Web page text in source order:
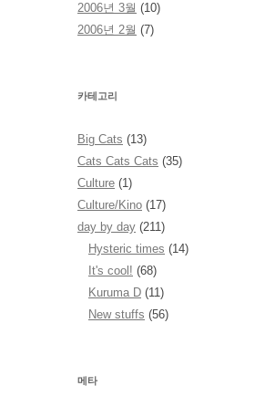
2006년 3월 (10)
2006년 2월 (7)
카테고리
Big Cats (13)
Cats Cats Cats (35)
Culture (1)
Culture/Kino (17)
day by day (211)
Hysteric times (14)
It's cool! (68)
Kuruma D (11)
New stuffs (56)
메타